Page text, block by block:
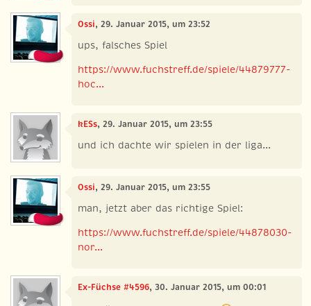
Ossi, 29. Januar 2015, um 23:52
ups, falsches Spiel
https://www.fuchstreff.de/spiele/44879777-
hoc...
kESs, 29. Januar 2015, um 23:55
und ich dachte wir spielen in der liga...
Ossi, 29. Januar 2015, um 23:55
man, jetzt aber das richtige Spiel:
https://www.fuchstreff.de/spiele/44878030-
nor...
Ex-Füchse #4596, 30. Januar 2015, um 00:01